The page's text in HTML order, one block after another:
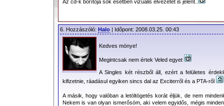
Az cd-k borítója sok esetben vizuális élvezetet is jelent..
6. Hozzászóló: Halo | Időpont: 2008.03.25. 00:43
Kedves mönye!
Megintcsak nem értek Veled egyet
A Singles két részből áll, ezért a felületes
kifizetnie, ráadásul egyiken sincs dal az Exciterről és a PTA-ről
A másik, hogy valóban a letöltögetés korát éljük, de nem
Nekem is van olyan ismerősöm, aki velem egyidős, mégis